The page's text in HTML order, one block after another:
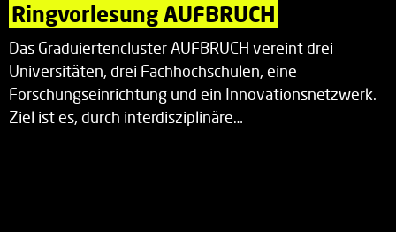
Ringvorlesung AUFBRUCH
Das Graduiertencluster AUFBRUCH vereint drei
Universitäten, drei Fachhochschulen, eine
Forschungseinrichtung und ein Innovationsnetzwerk.
Ziel ist es, durch interdisziplinäre…